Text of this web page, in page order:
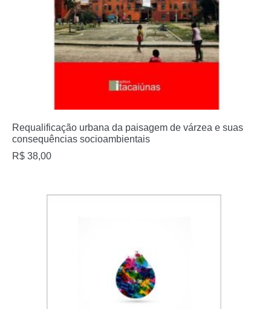
Requalificação urbana da paisagem de várzea e suas
consequências socioambientais
R$ 38,00